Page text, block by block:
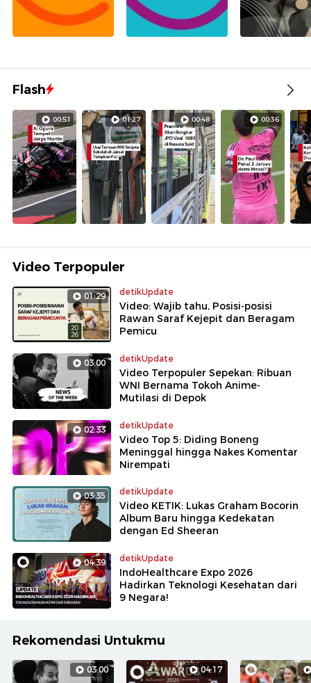
Flash
00:51 01:27 00:48 00:36
Video Terpopuler
01:29 detikUpdate
Video: Wajib tahu, Posisi-posisi
Rawan Saraf Kejepit dan Beragam
Pemicu
03:00 detikUpdate
Video Terpopuler Sepekan: Ribuan
WNI Bernama Tokoh Anime-
Mutilasi di Depok
02:33 detikUpdate
Video Top 5: Diding Boneng
Meninggal hingga Nakes Komentar
Nirempati
03:35 detikUpdate
Video KETIK: Lukas Graham Bocorin
Album Baru hingga Kedekatan
dengan Ed Sheeran
04:39 detikUpdate
IndoHealthcare Expo 2026
Hadirkan Teknologi Kesehatan dari
9 Negara!
Rekomendasi Untukmu
03:00 04:17